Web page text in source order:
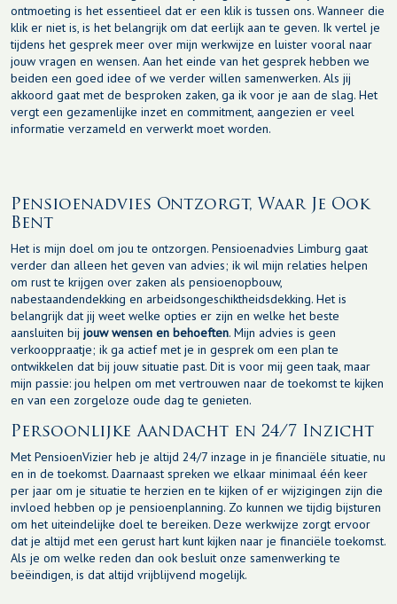
ontmoeting is het essentieel dat er een klik is tussen ons. Wanneer die
klik er niet is, is het belangrijk om dat eerlijk aan te geven. Ik vertel je
tijdens het gesprek meer over mijn werkwijze en luister vooral naar
jouw vragen en wensen. Aan het einde van het gesprek hebben we
beiden een goed idee of we verder willen samenwerken. Als jij
akkoord gaat met de besproken zaken, ga ik voor je aan de slag. Het
vergt een gezamenlijke inzet en commitment, aangezien er veel
informatie verzameld en verwerkt moet worden.
Pensioenadvies Ontzorgt, Waar Je Ook
Bent
Het is mijn doel om jou te ontzorgen. Pensioenadvies Limburg gaat
verder dan alleen het geven van advies; ik wil mijn relaties helpen
om rust te krijgen over zaken als pensioenopbouw,
nabestaandendekking en arbeidsongeschiktheidsdekking. Het is
belangrijk dat jij weet welke opties er zijn en welke het beste
aansluiten bij jouw wensen en behoeften. Mijn advies is geen
verkooppraatje; ik ga actief met je in gesprek om een plan te
ontwikkelen dat bij jouw situatie past. Dit is voor mij geen taak, maar
mijn passie: jou helpen om met vertrouwen naar de toekomst te kijken
en van een zorgeloze oude dag te genieten.
Persoonlijke Aandacht en 24/7 Inzicht
Met PensioenVizier heb je altijd 24/7 inzage in je financiële situatie, nu
en in de toekomst. Daarnaast spreken we elkaar minimaal één keer
per jaar om je situatie te herzien en te kijken of er wijzigingen zijn die
invloed hebben op je pensioenplanning. Zo kunnen we tijdig bijsturen
om het uiteindelijke doel te bereiken. Deze werkwijze zorgt ervoor
dat je altijd met een gerust hart kunt kijken naar je financiële toekomst.
Als je om welke reden dan ook besluit onze samenwerking te
beëindigen, is dat altijd vrijblijvend mogelijk.